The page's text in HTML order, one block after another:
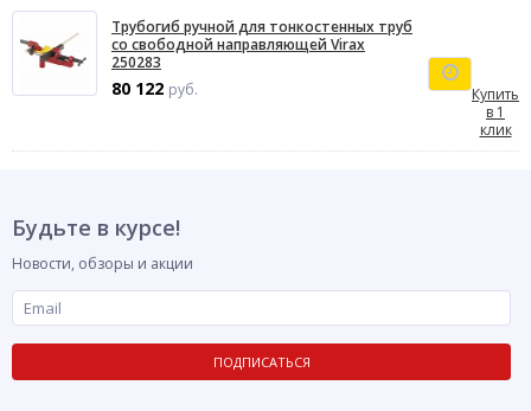
Трубогиб ручной для тонкостенных труб
со свободной направляющей Virax
250283
80 122 руб.
Купить
в 1
клик
Будьте в курсе!
Новости, обзоры и акции
ПОДПИСАТЬСЯ